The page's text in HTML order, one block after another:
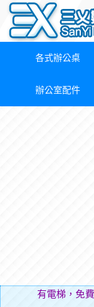
各式辦公桌
辦公室配件
有電梯，免